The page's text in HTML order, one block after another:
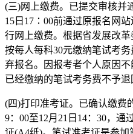
(三)网上缴费。已提交审核并
15日17∶00前通过原报名网
行网上缴费。根据省发展改革
按每人每科30元缴纳笔试考
弃报名。因报考者个人原因不
已经缴纳的笔试考务费不予退
(四)打印准考证。已确认缴费
9：00至12月21日14：30，